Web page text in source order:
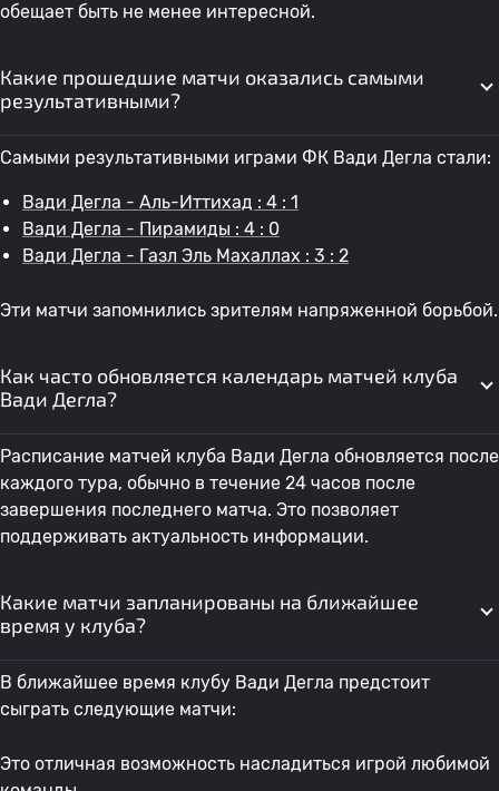
обещает быть не менее интересной.
Какие прошедшие матчи оказались самыми
результативными?
Самыми результативными играми ФК Вади Дегла стали:
Вади Дегла - Аль-Иттихад : 4 : 1
Вади Дегла - Пирамиды : 4 : 0
Вади Дегла - Газл Эль Махаллах : 3 : 2
Эти матчи запомнились зрителям напряженной борьбой.
Как часто обновляется календарь матчей клуба
Вади Дегла?
Расписание матчей клуба Вади Дегла обновляется после
каждого тура, обычно в течение 24 часов после
завершения последнего матча. Это позволяет
поддерживать актуальность информации.
Какие матчи запланированы на ближайшее
время у клуба?
В ближайшее время клубу Вади Дегла предстоит
сыграть следующие матчи:
Это отличная возможность насладиться игрой любимой